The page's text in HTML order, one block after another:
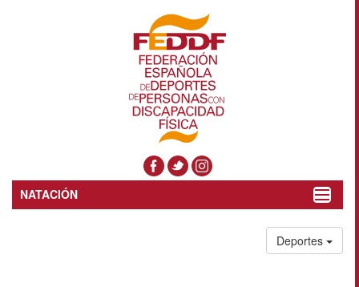
NATACIÓN
Toggle
Deportes